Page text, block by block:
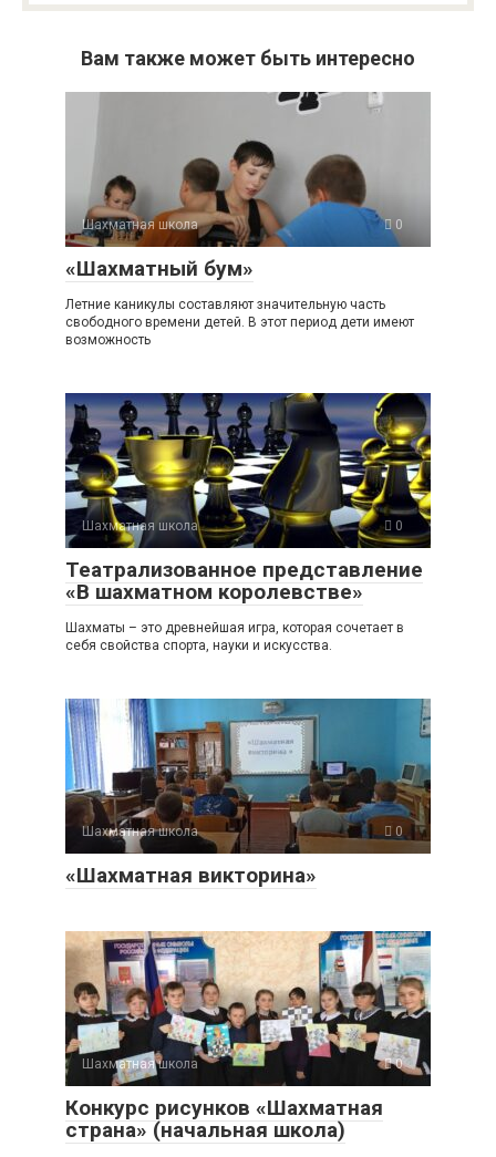
Вам также может быть интересно
Шахматная школа 0
«Шахматный бум»
Летние каникулы составляют значительную часть
свободного времени детей. В этот период дети имеют
возможность
Шахматная школа 0
Театрализованное представление
«В шахматном королевстве»
Шахматы – это древнейшая игра, которая сочетает в
себя свойства спорта, науки и искусства.
Шахматная школа 0
«Шахматная викторина»
Шахматная школа 0
Конкурс рисунков «Шахматная
страна» (начальная школа)